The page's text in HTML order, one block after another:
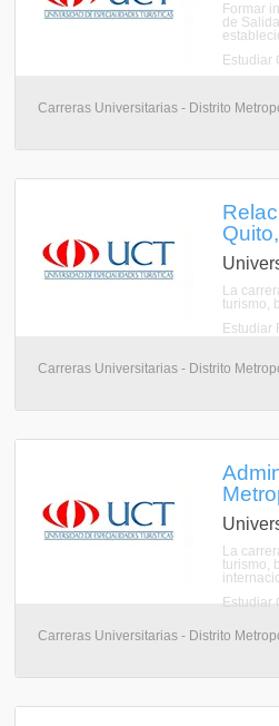
Formar
de
Estudiar
Carreras Universitarias - Distrito
La
turismo,
Estudiar
Carreras Universitarias - Distrito
La
turismo,
Estudiar
Carreras Universitarias - Distrito